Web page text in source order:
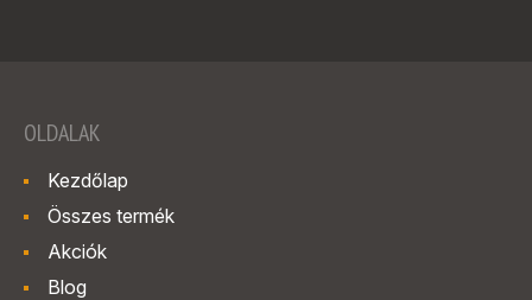
OLDALAK
Kezdőlap
Összes termék
Akciók
Blog